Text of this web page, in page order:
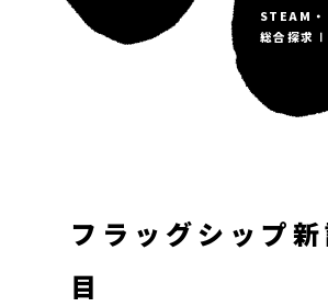
STEAM・
総合探求
フラッグシップ
目